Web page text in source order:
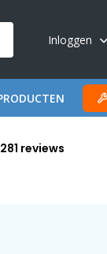
Inloggen
281 reviews